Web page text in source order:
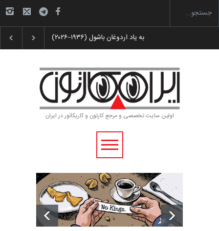
به یاد اردوغان باشول (۱۹۳۶–۲۰۲۶) کارتون و پوستر «ایران سربلند»…
اولین سایت تخصصی و مرجع کارتون و کاریکاتور در ایران